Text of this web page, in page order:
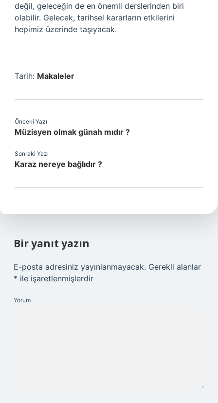
değil, geleceğin de en önemli derslerinden biri
olabilir. Gelecek, tarihsel kararların etkilerini
hepimiz üzerinde taşıyacak.
Tarih: Makaleler
Önceki Yazı
Müzisyen olmak günah mıdır ?
Sonraki Yazı
Karaz nereye bağlıdır ?
Bir yanıt yazın
E-posta adresiniz yayınlanmayacak. Gerekli alanlar
* ile işaretlenmişlerdir
Yorum